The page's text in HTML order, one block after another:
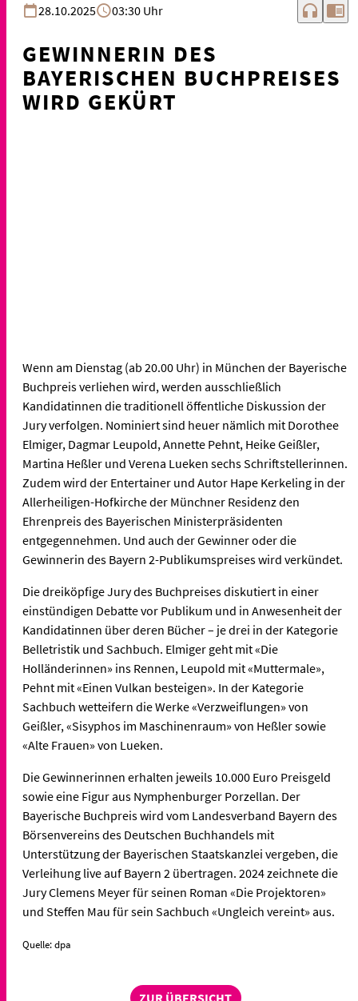
28.10.2025
03:30 Uhr headphones chrome_reader_mode
GEWINNERIN DES
BAYERISCHEN BUCHPREISES
WIRD GEKÜRT
Wenn am Dienstag (ab 20.00 Uhr) in München der Bayerische
Buchpreis verliehen wird, werden ausschließlich
Kandidatinnen die traditionell öffentliche Diskussion der
Jury verfolgen. Nominiert sind heuer nämlich mit Dorothee
Elmiger, Dagmar Leupold, Annette Pehnt, Heike Geißler,
Martina Heßler und Verena Lueken sechs Schriftstellerinnen.
Zudem wird der Entertainer und Autor Hape Kerkeling in der
Allerheiligen-Hofkirche der Münchner Residenz den
Ehrenpreis des Bayerischen Ministerpräsidenten
entgegennehmen. Und auch der Gewinner oder die
Gewinnerin des Bayern 2-Publikumspreises wird verkündet.
Die dreiköpfige Jury des Buchpreises diskutiert in einer
einstündigen Debatte vor Publikum und in Anwesenheit der
Kandidatinnen über deren Bücher – je drei in der Kategorie
Belletristik und Sachbuch. Elmiger geht mit «Die
Holländerinnen» ins Rennen, Leupold mit «Muttermale»,
Pehnt mit «Einen Vulkan besteigen». In der Kategorie
Sachbuch wetteifern die Werke «Verzweiflungen» von
Geißler, «Sisyphos im Maschinenraum» von Heßler sowie
«Alte Frauen» von Lueken.
Die Gewinnerinnen erhalten jeweils 10.000 Euro Preisgeld
sowie eine Figur aus Nymphenburger Porzellan. Der
Bayerische Buchpreis wird vom Landesverband Bayern des
Börsenvereins des Deutschen Buchhandels mit
Unterstützung der Bayerischen Staatskanzlei vergeben, die
Verleihung live auf Bayern 2 übertragen. 2024 zeichnete die
Jury Clemens Meyer für seinen Roman «Die Projektoren»
und Steffen Mau für sein Sachbuch «Ungleich vereint» aus.
Quelle: dpa
ZUR ÜBERSICHT